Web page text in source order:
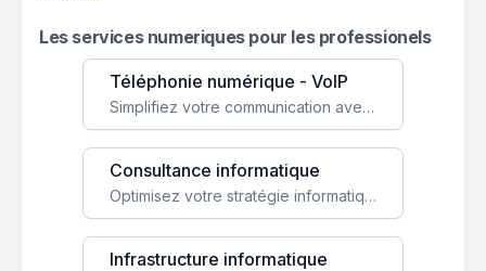
Les services numeriques pour les professionels
Téléphonie numérique - VoIP
Simplifiez votre communication avec une solution VoIP flexible, économique et adaptée à vos besoins professionnels.
Consultance informatique
Optimisez votre stratégie informatique avec l'expertise de nos consultants pour améliorer votre efficacité et sécurité.
Infrastructure informatique